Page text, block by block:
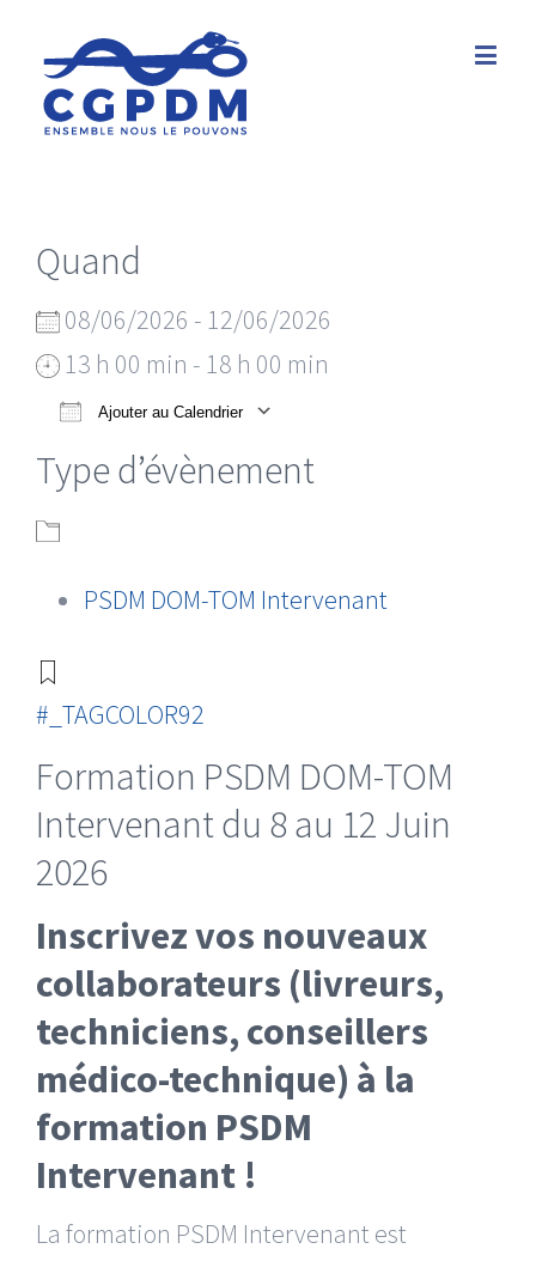
Quand
08/06/2026 - 12/06/2026
13 h 00 min - 18 h 00 min
Ajouter au Calendrier
Télécharger ICS
Type d’évènement
PSDM DOM-TOM Intervenant
#_TAGCOLOR92
Formation PSDM DOM-TOM
Intervenant du 8 au 12 Juin
2026
Inscrivez vos nouveaux
collaborateurs (livreurs,
techniciens, conseillers
médico-technique) à la
formation PSDM
Intervenant !
La formation PSDM Intervenant est